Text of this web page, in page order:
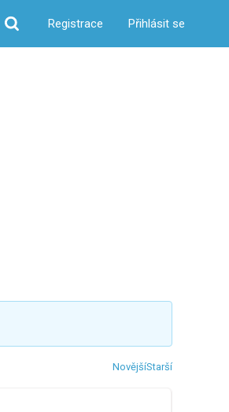
Hledat
Registrace Přihlásit se
NovějšíStarší